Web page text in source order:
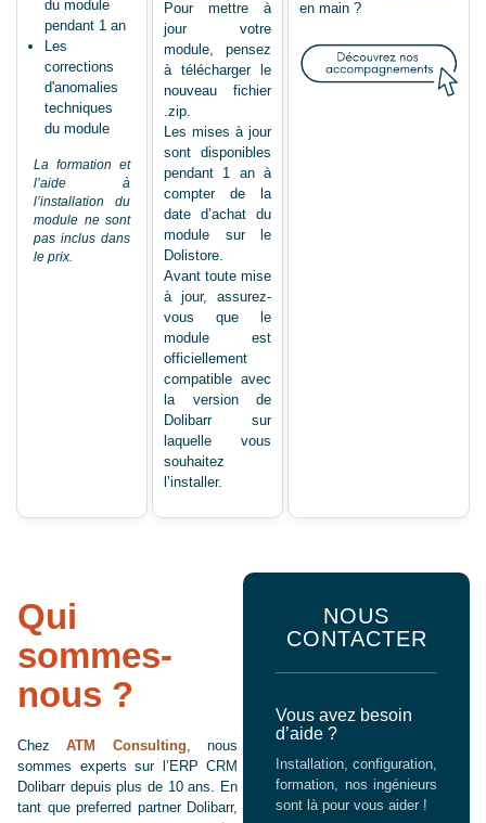
du module
pendant 1 an
Les
corrections
d'anomalies
techniques
du module
La formation et
l’aide à
l’installation du
module ne sont
pas inclus dans
le prix.
Pour mettre à
jour votre
module, pensez
à télécharger le
nouveau fichier
.zip.
Les mises à jour
sont disponibles
pendant 1 an à
compter de la
date d’achat du
module sur le
Dolistore.
Avant toute mise
à jour, assurez-
vous que le
module est
officiellement
compatible avec
la version de
Dolibarr sur
laquelle vous
souhaitez
l’installer.
en main ?
Qui
sommes-
nous ?
ChezATM Consulting, nous
sommes experts sur l’ERP CRM
Dolibarr depuis plus de 10 ans. En
tant que preferred partner Dolibarr,
NOUS
CONTACTER
Vous avez besoin
d’aide ?
Installation, configuration,
formation, nos ingénieurs
sont là pour vous aider !